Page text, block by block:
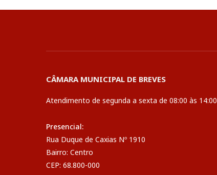
CÂMARA MUNICIPAL DE BREVES
Atendimento de segunda a sexta de 08:00 às 14:00
Presencial:
Rua Duque de Caxias Nº 1910
Bairro: Centro
CEP: 68.800-000